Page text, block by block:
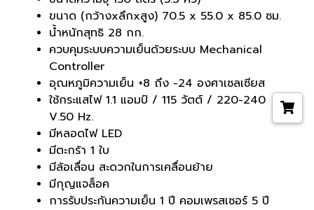
ขนาด (กว้างxลึกxสูง) 70.5 x 55.0 x 85.0 ซม.
น้ำหนักสุทธิ 28 กก.
ควบคุมระบบความเย็นด้วยระบบ Mechanical
Controller
อุณหภูมิความเย็น +8 ถึง -24 องศาเซลเซียส
ใช้กระแสไฟ 1.1 แอมป์ / 115 วัตต์ / 220-240
V.50 Hz.
มีหลอดไฟ LED
มีตะกร้า 1 ใบ
มีล้อเลื่อน สะดวกในการเคลื่อนย้าย
มีกุญแจล็อค
การรับประกันความเย็น 1 ปี คอมเพรสเซอร์ 5 ปี